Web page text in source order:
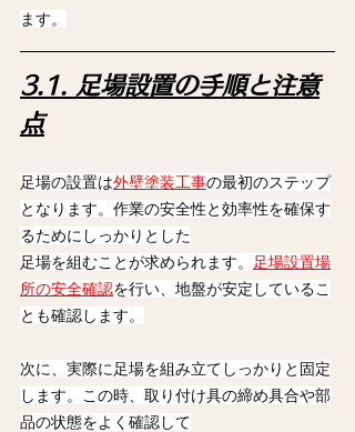
ます。
3.1. 足場設置の手順と注意
点
足場の設置は外壁塗装工事の最初のステップ
となります。作業の安全性と効率性を確保す
るためにしっかりとした
足場を組むことが求められます。
足場設置場
所の安全確認を行い、地盤が安定しているこ
とも確認します。
次に、実際に足場を組み立てしっかりと固定
します。この時、取り付け具の締め具合や部
品の状態をよく確認して